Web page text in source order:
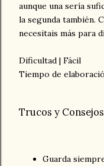
aunque una sería
la segunda también.
necesitais más para
Dificultad | Fácil
Tiempo de
Trucos y Consejos
Guarda